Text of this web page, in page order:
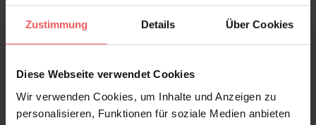
Zustimmung Details Über Cookies
Diese Webseite verwendet Cookies
Wir verwenden Cookies, um Inhalte und Anzeigen zu
personalisieren, Funktionen für soziale Medien anbieten
träumen. Sondern wirklich spüren.
Das Wandmotiv besteht aus vier Bahnen und ist in
die Magie einer verträumten Bucht in die eigenen vier
Wände zu zaubern. Setzen Sie Akzente mit der
Vliestapete als großes Wandbild im Schafzimmer mit